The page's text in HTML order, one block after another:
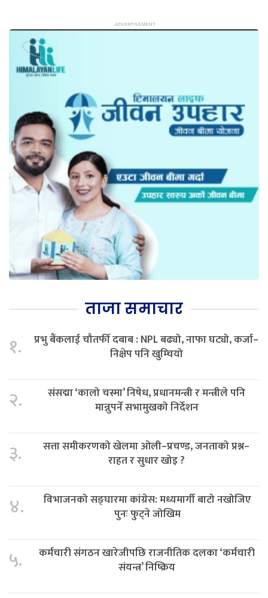
ताजा समाचार
१.
प्रभु बैंकलाई चौतर्फी दबाब : NPL बढ्यो, नाफा घट्यो, कर्जा–
निक्षेप पनि खुम्चियो
२.
संसद्मा ‘कालो चस्मा’ निषेध, प्रधानमन्त्री र मन्त्रीले पनि
मान्नुपर्ने सभामुखको निर्देशन
३.
सत्ता समीकरणको खेलमा ओली–प्रचण्ड, जनताको प्रश्न–
राहत र सुधार खोइ ?
४.
विभाजनको सङ्घारमा कांग्रेस: मध्यमार्गी बाटो नखोजिए
पुनः फुट्ने जोखिम
५.
कर्मचारी संगठन खारेजीपछि राजनीतिक दलका ‘कर्मचारी
संयन्त्र’ निष्क्रिय